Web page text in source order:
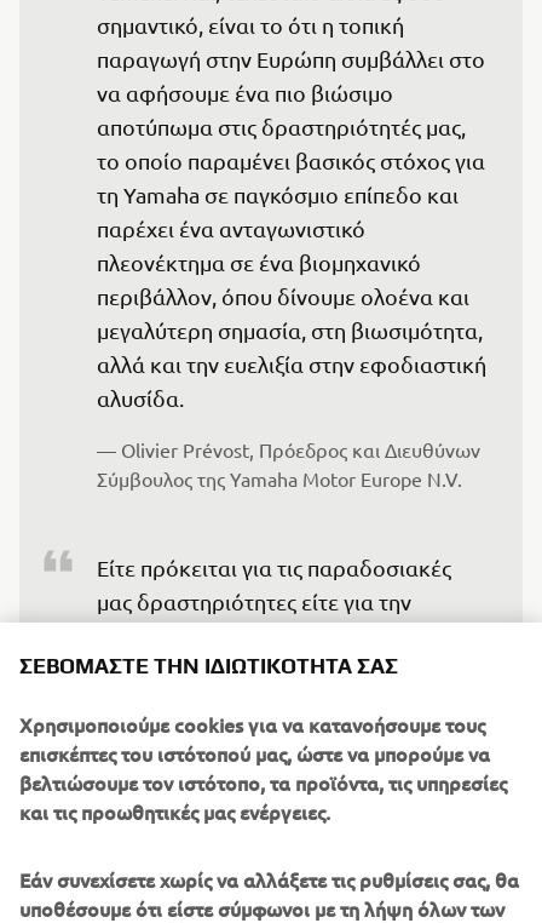
σημαντικό, είναι το ότι η τοπική
παραγωγή στην Ευρώπη συμβάλλει στο
να αφήσουμε ένα πιο βιώσιμο
αποτύπωμα στις δραστηριότητές μας,
το οποίο παραμένει βασικός στόχος για
τη Yamaha σε παγκόσμιο επίπεδο και
παρέχει ένα ανταγωνιστικό
πλεονέκτημα σε ένα βιομηχανικό
περιβάλλον, όπου δίνουμε ολοένα και
μεγαλύτερη σημασία, στη βιωσιμότητα,
αλλά και την ευελιξία στην εφοδιαστική
αλυσίδα.
— Olivier Prévost, Πρόεδρος και Διευθύνων
Σύμβουλος της Yamaha Motor Europe N.V.
Είτε πρόκειται για τις παραδοσιακές
μας δραστηριότητες είτε για την
είναι σημαντικός για την καλύτερη
αγορών, καθώς και για την ταχεία
ανταπόκριση στις συνεχώς
μεταβαλλόμενες ανάγκες των πελατών.
γραμμής συναρμολόγησης Drive Unit
θα είμαστε σε θέση να προμηθεύουμε
ΣΕΒΌΜΑΣΤΕ ΤΗΝ ΙΔΙΩΤΙΚΌΤΗΤΆ ΣΑΣ
Χρησιμοποιούμε cookies για να κατανοήσουμε τους
επισκέπτες του ιστότοπού μας, ώστε να μπορούμε να
βελτιώσουμε τον ιστότοπο, τα προϊόντα, τις υπηρεσίες
και τις προωθητικές μας ενέργειες.
Εάν συνεχίσετε χωρίς να αλλάξετε τις ρυθμίσεις σας, θα
υποθέσουμε ότι είστε σύμφωνοι με τη λήψη όλων των